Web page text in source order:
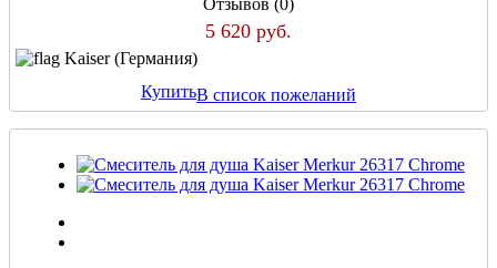
5 620 руб.
Kaiser (Германия)
КупитьВ список пожеланий